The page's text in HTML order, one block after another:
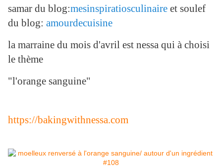
samar du blog:mesinspiratiosculinaire et soulef
du blog: amourdecuisine
la marraine du mois d'avril est nessa qui à choisi
le thème
"l'orange sanguine"
https://bakingwithnessa.com